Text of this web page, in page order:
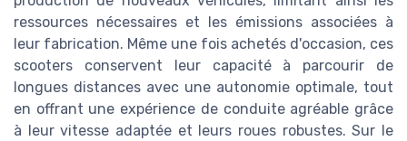
ressources nécessaires et les émissions associées à
leur fabrication. Même une fois achetés d'occasion, ces
scooters conservent leur capacité à parcourir de
longues distances avec une autonomie optimale, tout
en offrant une expérience de conduite agréable grâce
à leur vitesse adaptée et leurs roues robustes. Sur le